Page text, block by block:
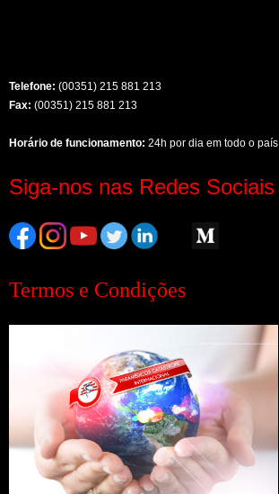
Telefone: (00351) 215 881 213
Fax: (00351) 215 881 213
Horário de funcionamento: 24h por dia em todo o país
Siga-nos nas Redes Sociais
Termos e Condições